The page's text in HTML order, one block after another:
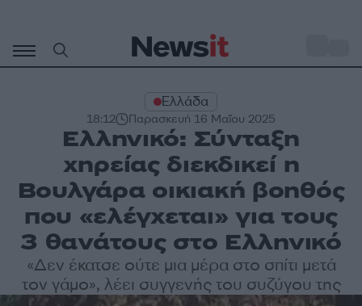
περιεχόμενο
Ελλάδα
18:12 Παρασκευή 16 Μαΐου 2025
Ελληνικό: Σύνταξη
χηρείας διεκδικεί η
Βουλγάρα οικιακή βοηθός
που «ελέγχεται» για τους
3 θανάτους στο Ελληνικό
«Δεν έκατσε ούτε μια μέρα στο σπίτι μετά
τον γάμο», λέει συγγενής του συζύγου της